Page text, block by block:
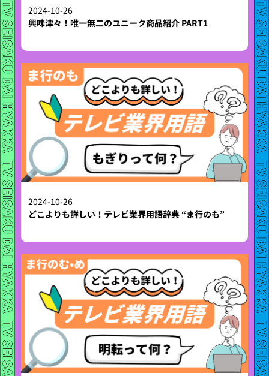
2024-10-26
興味津々！唯一無二のユニーク商品紹介 PART1
2024-10-26
どこよりも詳しい！テレビ業界用語辞典 “ま行のも”